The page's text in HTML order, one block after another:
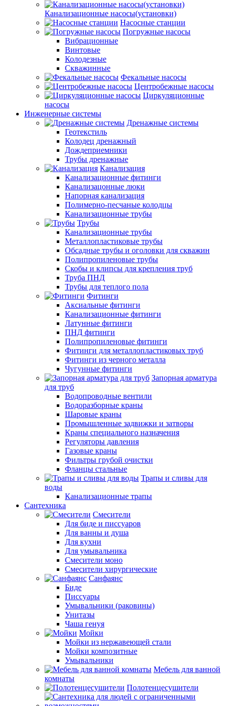
Канализационные насосы(установки)
Насосные станции
Погружные насосы
Вибрационные
Винтовые
Колодезные
Скважинные
Фекальные насосы
Центробежные насосы
Циркуляционные
насосы
Инженерные системы
Дренажные системы
Геотекстиль
Колодец дренажный
Дождеприемники
Трубы дренажные
Канализация
Канализационные фитинги
Канализацонные люки
Напорная канализация
Полимерно-песчаные колодцы
Канализационные трубы
Трубы
Канализационные трубы
Металлопластиковые трубы
Обсадные трубы и оголовки для скважин
Полипропиленовые трубы
Скобы и клипсы для крепления труб
Труба ПНД
Трубы для теплого пола
Фитинги
Аксиальные фитинги
Канализационные фитинги
Латунные фитинги
ПНД фитинги
Полипропиленовые фитинги
Фитинги для металлопластиковых труб
Фитинги из черного металла
Чугунные фитинги
Запорная арматура
для труб
Водопроводные вентили
Водоразборные краны
Шаровые краны
Промышленные задвижки и затворы
Краны специального назначения
Регуляторы давления
Газовые краны
Фильтры грубой очистки
Фланцы стальные
Трапы и сливы для
воды
Канализационные трапы
Сантехника
Смесители
Для биде и писсуаров
Для ванны и душа
Для кухни
Для умывальника
Смесители моно
Смесители хирургические
Санфаянс
Биде
Писсуары
Умывальники (раковины)
Унитазы
Чаша генуя
Мойки
Мойки из нержавеющей стали
Мойки композитные
Умывальники
Мебель для ванной
комнаты
Полотенцесушители